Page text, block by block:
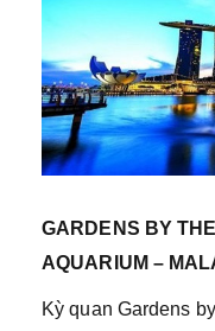
GARDENS BY
AQUARIUM –
Kỳ quan Gardens